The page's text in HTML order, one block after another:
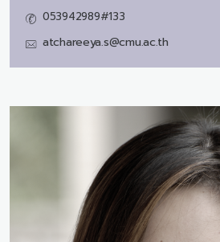
053942989#133
atchareeya.s@cmu.ac.th